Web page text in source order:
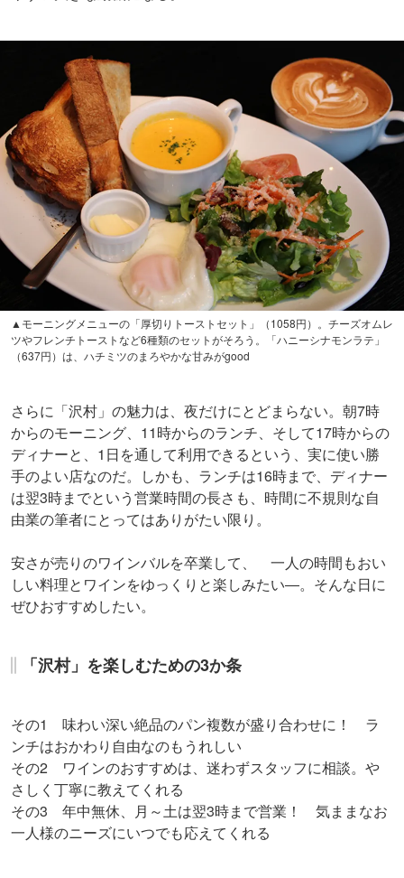
▲モーニングメニューの「厚切りトーストセット」（1058円）。チーズオムレ
ツやフレンチトーストなど6種類のセットがそろう。「ハニーシナモンラテ」
（637円）は、ハチミツのまろやかな甘みがgood
さらに「沢村」の魅力は、夜だけにとどまらない。朝7時
からのモーニング、11時からのランチ、そして17時からの
ディナーと、1日を通して利用できるという、実に使い勝
手のよい店なのだ。しかも、ランチは16時まで、ディナー
は翌3時までという営業時間の長さも、時間に不規則な自
由業の筆者にとってはありがたい限り。
安さが売りのワインバルを卒業して、 一人の時間もおい
しい料理とワインをゆっくりと楽しみたい―。そんな日に
ぜひおすすめしたい。
「沢村」を楽しむための3か条
その1 味わい深い絶品のパン複数が盛り合わせに！ ラ
ンチはおかわり自由なのもうれしい
その2 ワインのおすすめは、迷わずスタッフに相談。や
さしく丁寧に教えてくれる
その3 年中無休、月～土は翌3時まで営業！ 気ままなお
一人様のニーズにいつでも応えてくれる